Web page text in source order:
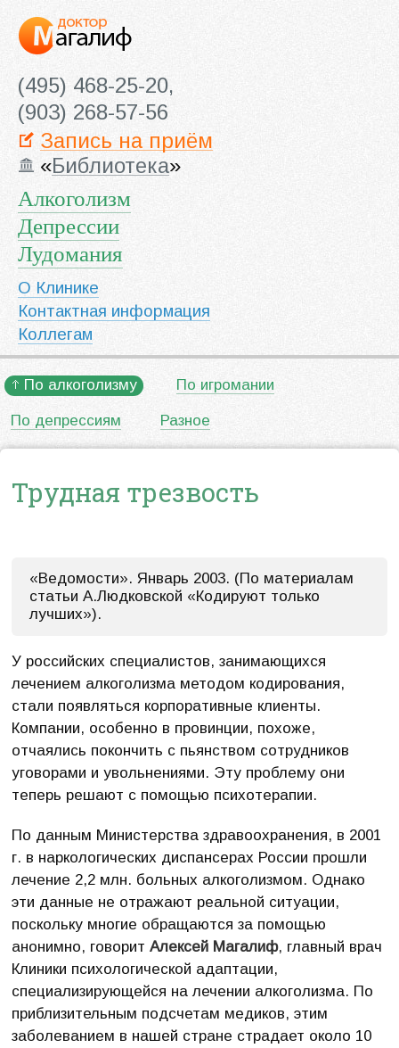
(495) 468-25-20,
(903) 268-57-56
Запись на приём
«Библиотека»
Алкоголизм
Депрессии
Лудомания
О Клинике
Контактная информация
Коллегам
По алкоголизму По игромании
По депрессиям Разное
Трудная трезвость
«Ведомости». Январь 2003. (По материалам
статьи А.Людковской «Кодируют только
лучших»).
У российских специалистов, занимающихся
лечением алкоголизма методом кодирования,
стали появляться корпоративные клиенты.
Компании, особенно в провинции, похоже,
отчаялись покончить с пьянством сотрудников
уговорами и увольнениями. Эту проблему они
теперь решают с помощью психотерапии.
По данным Министерства здравоохранения, в 2001
г. в наркологических диспансерах России прошли
лечение 2,2 млн. больных алкоголизмом. Однако
эти данные не отражают реальной ситуации,
поскольку многие обращаются за помощью
анонимно, говоритАлексей Магалиф, главный врач
Клиники психологической адаптации,
специализирующейся на лечении алкоголизма. По
приблизительным подсчетам медиков, этим
заболеванием в нашей стране страдает около 10